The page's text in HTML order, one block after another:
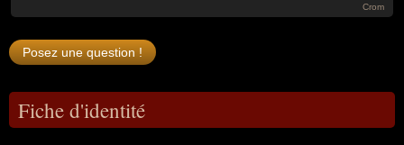
Crom
Fiche d'identité